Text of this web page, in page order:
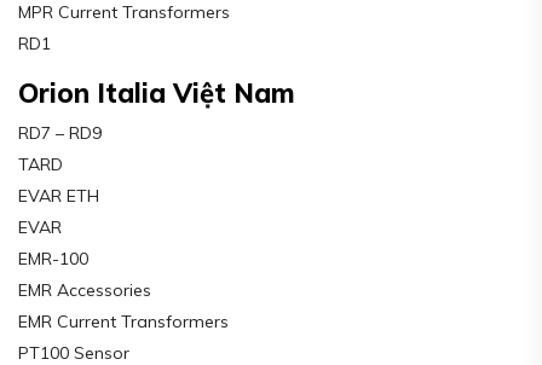
MPR Current Transformers
RD1
Orion Italia Việt Nam
RD7 – RD9
TARD
EVAR ETH
EVAR
EMR-100
EMR Accessories
EMR Current Transformers
PT100 Sensor